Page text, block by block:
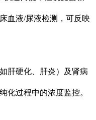
血液/尿液检测，可反映
肝硬化、肝炎）及肾病
化过程中的浓度监控。